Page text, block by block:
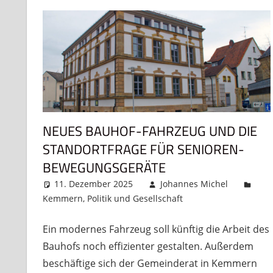
NEUES BAUHOF-FAHRZEUG UND DIE
STANDORTFRAGE FÜR SENIOREN-
BEWEGUNGSGERÄTE
11. Dezember 2025
Johannes Michel
Kemmern, Politik und Gesellschaft
Ein modernes Fahrzeug soll künftig die Arbeit des
Bauhofs noch effizienter gestalten. Außerdem
beschäftige sich der Gemeinderat in Kemmern